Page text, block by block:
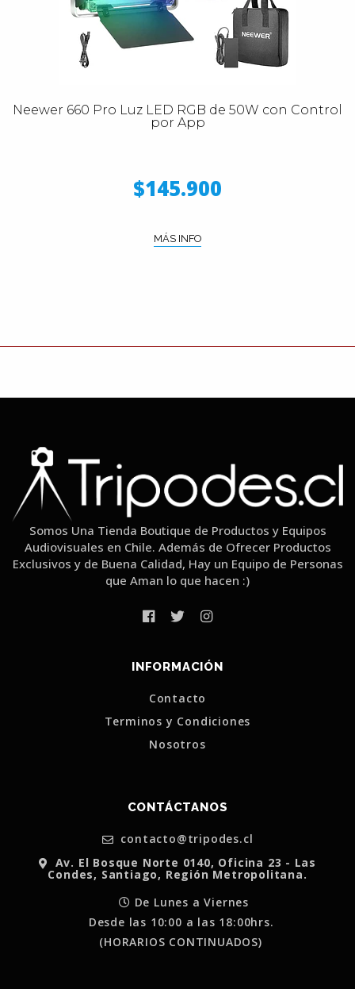
Neewer 660 Pro Luz LED RGB de 50W con Control
por App
$145.900
MÁS INFO
Somos Una Tienda Boutique de Productos y Equipos
Audiovisuales en Chile. Además de Ofrecer Productos
Exclusivos y de Buena Calidad, Hay un Equipo de Personas
que Aman lo que hacen :)
INFORMACIÓN
Contacto
Terminos y Condiciones
Nosotros
CONTÁCTANOS
contacto@tripodes.cl
Av. El Bosque Norte 0140, Oficina 23 - Las
Condes, Santiago, Región Metropolitana.
De Lunes a Viernes
Desde las 10:00 a las 18:00hrs.
(HORARIOS CONTINUADOS)